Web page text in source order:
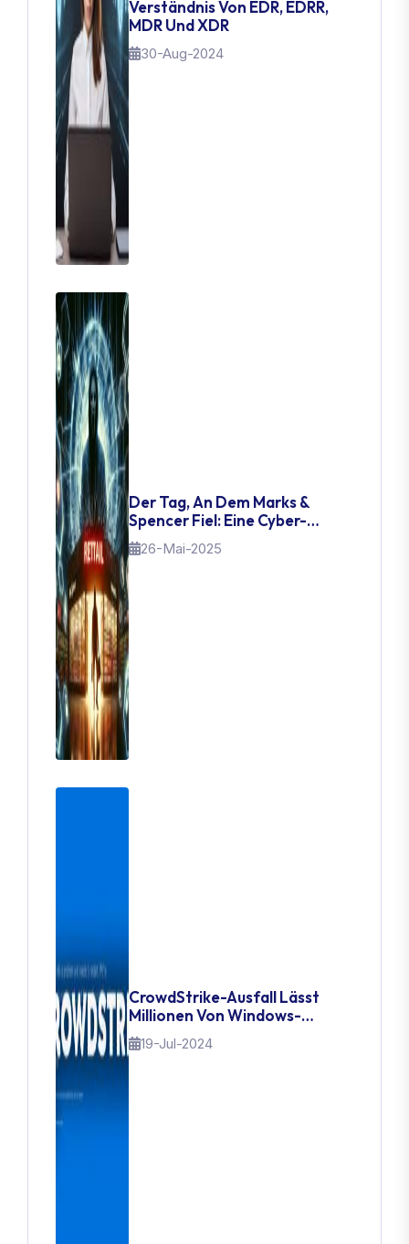
Verständnis Von EDR, EDRR,
MDR Und XDR
30-Aug-2024
Der Tag, An Dem Marks &
Spencer Fiel: Eine Cyber-
Katastrophe Im Einzelhandel
26-Mai-2025
CrowdStrike-Ausfall Lässt
Millionen Von Windows-
Nutzern Mit Blue Screen Of
Death Feststecken: So
19-Jul-2024